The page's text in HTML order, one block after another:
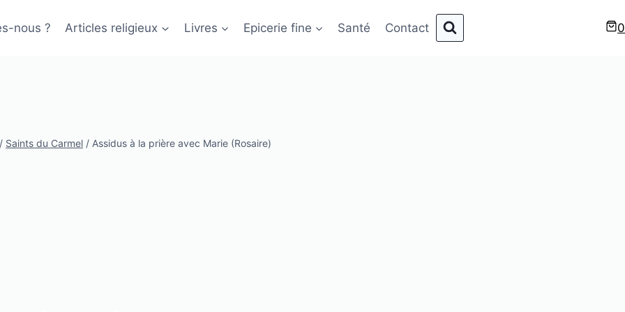
nous ? Articles religieux Livres Epicerie fine Santé Contact 0
/ Saints du Carmel / Assidus à la prière avec Marie (Rosaire)